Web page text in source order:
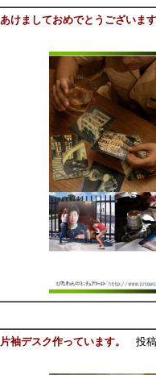
あけましておめでとうございます
片袖デスク作っています。 投稿